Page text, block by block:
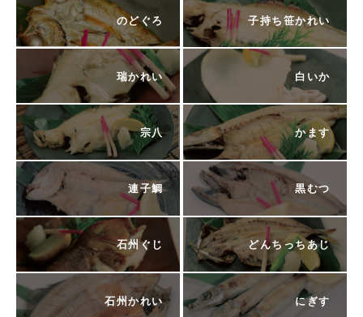
のどぐろ 子持ち笹かれい
瑞かれい 白いか
宗八 かます
連子鯛 黒むつ
石州ぐじ どんちっちあじ
石州かれい にぎす